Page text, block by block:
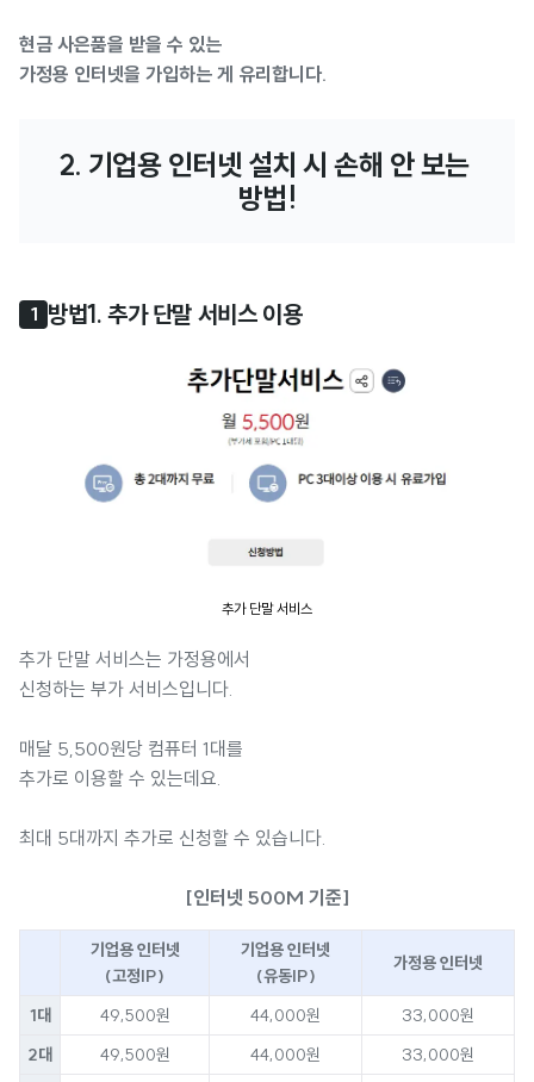
현금 사은품을 받을 수 있는
가정용 인터넷을 가입하는 게 유리합니다.
2. 기업용 인터넷 설치 시 손해 안 보는
방법!
1 방법1. 추가 단말 서비스 이용
추가 단말 서비스
추가 단말 서비스는 가정용에서
신청하는 부가 서비스입니다.
매달 5,500원당 컴퓨터 1대를
추가로 이용할 수 있는데요.
최대 5대까지 추가로 신청할 수 있습니다.
[인터넷 500M 기준]
기업용 인터넷
(고정IP)
기업용 인터넷
(유동IP)
가정용 인터넷
1대 49,500원 44,000원
33,000원
2대
49,500원 44,000원
33,000원